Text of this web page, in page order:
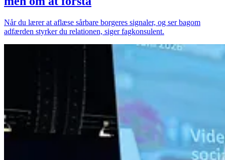
Når du lærer at aflæse sårbare borgeres signaler, og ser bagom
adfærden styrker du relationen, siger fagkonsulent.